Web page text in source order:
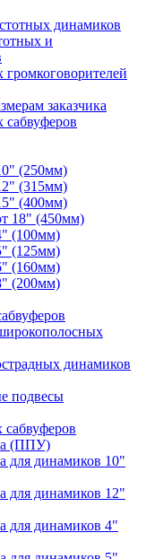
динамиков
и
заказчика
(250мм)
(315мм)
(400мм)
18" (450мм)
(100мм)
(125мм)
(160мм)
(200мм)
динамиков
подвесы
(ППУ)
для динамиков 10"
для динамиков 12"
для динамиков 4"